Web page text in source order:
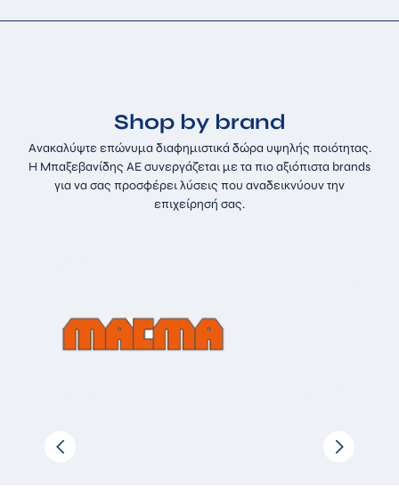
Shop by brand
Ανακαλύψτε επώνυμα διαφημιστικά δώρα υψηλής ποιότητας.
Η Μπαξεβανίδης ΑΕ συνεργάζεται με τα πιο αξιόπιστα brands
για να σας προσφέρει λύσεις που αναδεικνύουν την
επιχείρησή σας.